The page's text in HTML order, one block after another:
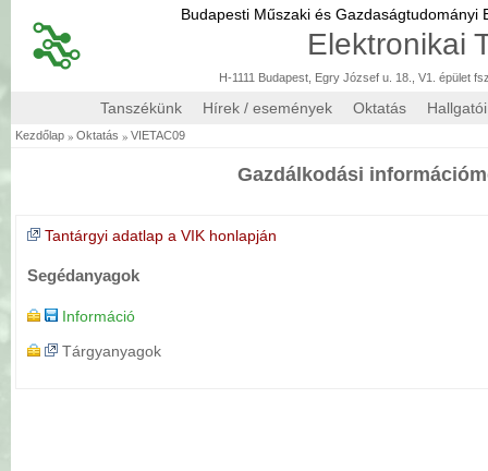
Budapesti Műszaki és Gazdaságtudományi
Elektronikai
H-1111 Budapest, Egry József u. 18., V1. épület
Tanszékünk Hírek / események Oktatás
Kezdőlap » Oktatás » VIETAC09
Gazdálkodási
Tantárgyi adatlap a VIK honlapján
Segédanyagok
Információ
Tárgyanyagok